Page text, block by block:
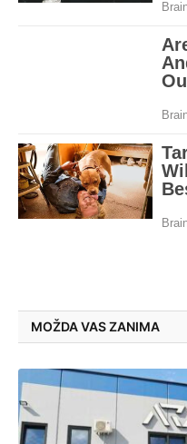
MOŽDA VAS ZANIMA